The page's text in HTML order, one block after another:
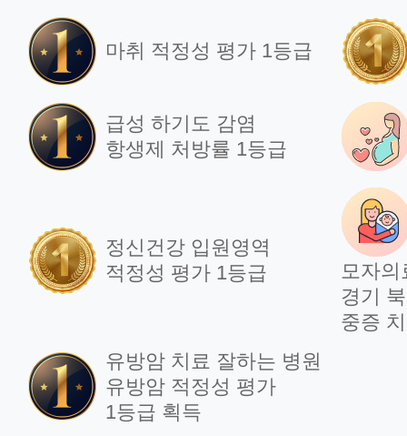
마취 적정성 평가 1등급
급성 하기도 감염
항생제 처방률 1등급
정신건강 입원영역
적정성 평가 1등급
모자
경기
중증
유방암 치료 잘하는 병원
유방암 적정성 평가
1등급 획득